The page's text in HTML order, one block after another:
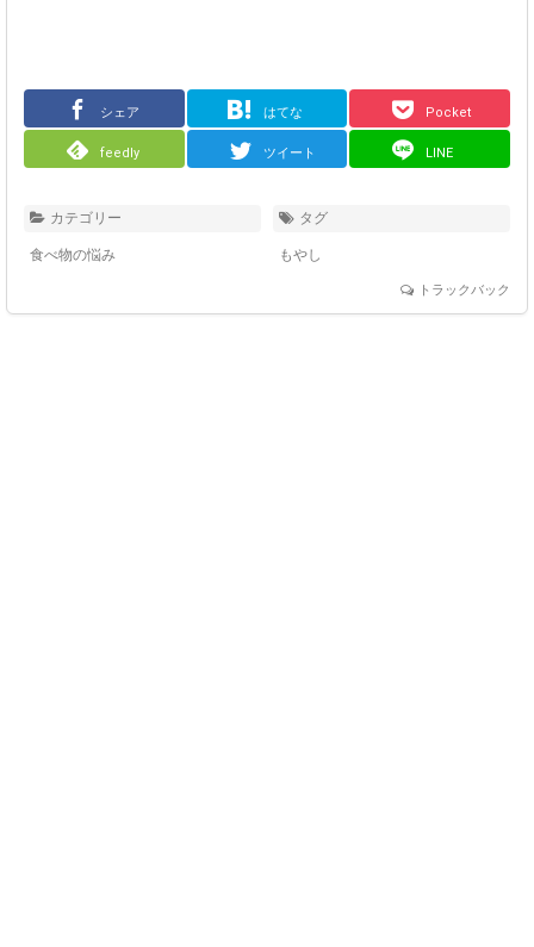
シェア はてな Pocket
feedly ツイート LINE
カテゴリー
食べ物の悩み
タグ
もやし
トラックバック